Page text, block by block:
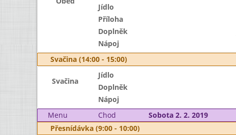
Jídlo
Příloha
Doplněk
Nápoj
Svačina (14:00 - 15:00)
Svačina
Jídlo
Doplněk
Nápoj
Menu
Chod
Sobota 2. 2. 2019
Přesnídávka (9:00 - 10:00)